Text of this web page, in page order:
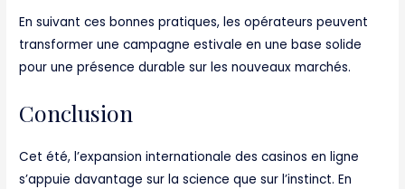
En suivant ces bonnes pratiques, les opérateurs peuvent
transformer une campagne estivale en une base solide
pour une présence durable sur les nouveaux marchés.
Conclusion
Cet été, l’expansion internationale des casinos en ligne
s’appuie davantage sur la science que sur l’instinct. En